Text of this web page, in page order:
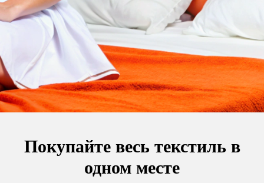
Покупайте весь текстиль в
одном месте